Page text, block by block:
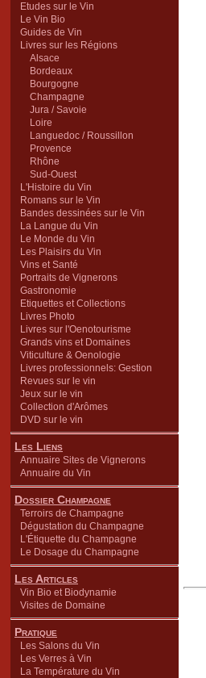
Etudes sur le Vin
Le Vin Bio
Guides de Vin
Livres sur les Régions
Alsace
Bordeaux
Bourgogne
Champagne
Jura / Savoie
Loire
Languedoc / Roussillon
Provence
Rhône
Sud-Ouest
L'Histoire du Vin
Romans sur le Vin
Bandes dessinées sur le Vin
La Langue du Vin
Le Monde du Vin
Les Plaisirs du Vin
Vins et Santé
Portraits de Vignerons
Gastronomie
Etiquettes et Collections
Livres Photo
Livres sur l'Oenotourisme
Grands vins et Domaines
Viticulture & Oenologie
Livres professionnels: Gestion
Revues sur le vin
Jeux sur le vin
Collection d'Arômes
DVD sur le vin
Les Liens
Annuaire Sites de Vignerons
Annuaire du Vin
Dossier Champagne
Terroirs de Champagne
Dégustation du Champagne
L'Étiquette du Champagne
Le Dosage du Champagne
Les Articles
Vin Bio et Biodynamie
Visites de Domaine
Pratique
Les Salons du Vin
Les Verres à Vin
La Température du Vin